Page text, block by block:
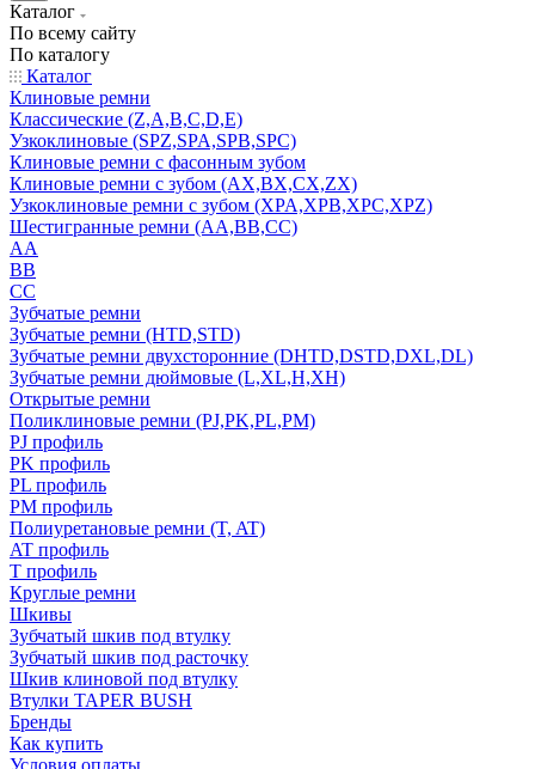
Каталог
По всему сайту
По каталогу
Каталог
Клиновые ремни
Классические (Z,A,B,C,D,E)
Узкоклиновые (SPZ,SPA,SPB,SPC)
Клиновые ремни с фасонным зубом
Клиновые ремни с зубом (AX,BX,CX,ZX)
Узкоклиновые ремни с зубом (XPA,XPB,XPC,XPZ)
Шестигранные ремни (AA,BB,CC)
AA
BB
CC
Зубчатые ремни
Зубчатые ремни (HTD,STD)
Зубчатые ремни двухсторонние (DHTD,DSTD,DXL,DL)
Зубчатые ремни дюймовые (L,XL,H,XH)
Открытые ремни
Поликлиновые ремни (PJ,PK,PL,PM)
PJ профиль
PK профиль
PL профиль
PM профиль
Полиуретановые ремни (T, AT)
AT профиль
T профиль
Круглые ремни
Шкивы
Зубчатый шкив под втулку
Зубчатый шкив под расточку
Шкив клиновой под втулку
Втулки TAPER BUSH
Бренды
Как купить
Условия оплаты